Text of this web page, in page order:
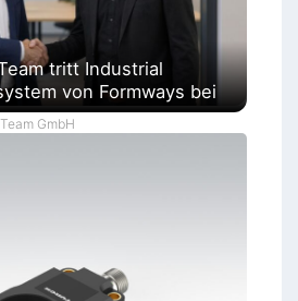
tritt Industrial
von Formways bei
GmbH